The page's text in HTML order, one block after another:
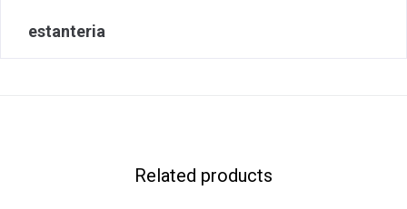
estanteria
Related products